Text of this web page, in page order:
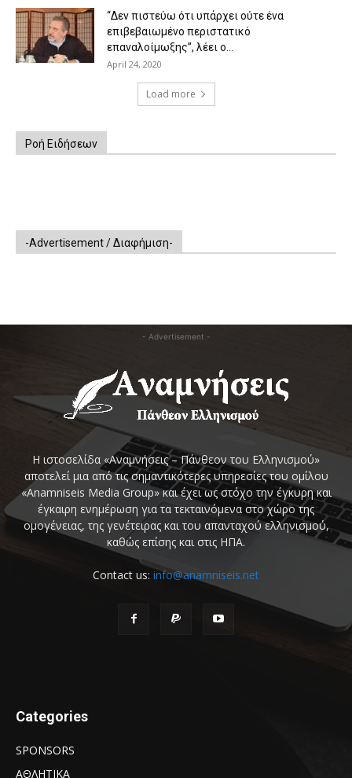
“Δεν πιστεύω ότι υπάρχει ούτε ένα
επιβεβαιωμένο περιστατικό
επαναλοίμωξης”, λέει ο...
April 24, 2020
Load more
Ροή Ειδήσεων
-Advertisement / Διαφήμιση-
- Advertisement -
Η ιστοσελίδα «Αναμνήσεις – Πάνθεον του Ελληνισμού»
αποτελεί μια από τις σημαντικότερες υπηρεσίες του ομίλου
«Anamniseis Media Group» και έχει ως στόχο την έγκυρη και
έγκαιρη ενημέρωση για τα τεκταινόμενα στο χώρο της
ομογένειας, της γενέτειρας και του απανταχού ελληνισμού,
καθώς επίσης και στις ΗΠΑ.
Contact us: info@anamniseis.net
Categories
SPONSORS
ΑΘΛΗΤΙΚΑ